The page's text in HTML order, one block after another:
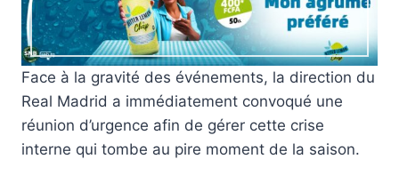
Face à la gravité des événements, la direction du
Real Madrid a immédiatement convoqué une
réunion d’urgence afin de gérer cette crise
interne qui tombe au pire moment de la saison.